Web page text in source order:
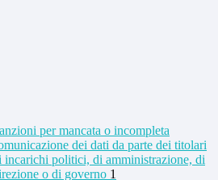
per mancata o incompleta
dei dati da parte dei titolari
incarichi politici, di amministrazione, di
o di governo 1